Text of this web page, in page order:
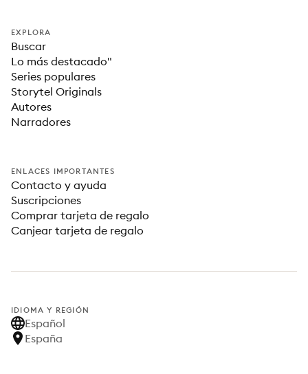
EXPLORA
Buscar
Lo más destacado"
Series populares
Storytel Originals
Autores
Narradores
ENLACES IMPORTANTES
Contacto y ayuda
Suscripciones
Comprar tarjeta de regalo
Canjear tarjeta de regalo
IDIOMA Y REGIÓN
Español
España